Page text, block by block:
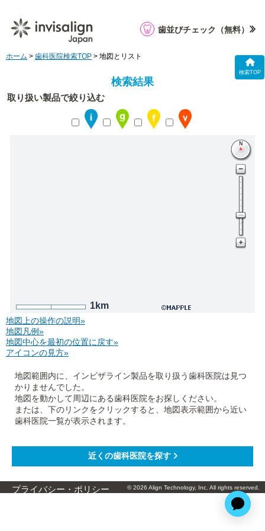
検索TOP
歯並びチェック （無料）
ホーム > 歯科医院検索TOP > 地図とリスト
検索結果
取り扱い製品で絞り込む
1km
地図上の操作の説明»
地図凡例»
地図中心を最初の位置に戻す»
アイコンの見方»
地図範囲内に、インビザライン製品を取り扱う歯科医院は見つ
かりませんでした。
地図を動かして周辺にある歯科医院をお探しください。
または、下のリンクをクリックすると、地図表示範囲から近い
歯科医院一覧が表示されます。
プライバシー・ポリシー © 2026 Align Technology, Inc. All rights reserved.